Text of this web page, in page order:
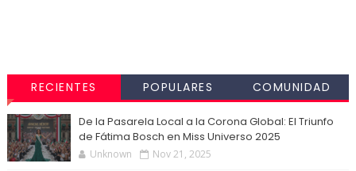
RECIENTES POPULARES COMUNIDAD
De la Pasarela Local a la Corona Global: El Triunfo
de Fátima Bosch en Miss Universo 2025
Unknown Nov 21, 2025